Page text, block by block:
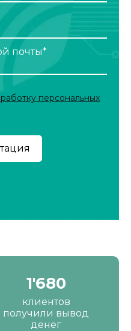
почты*
персональных
1'680
клиентов
получили вывод
денег